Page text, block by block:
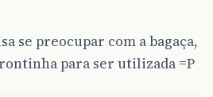
se preocupar com a bagaça,
para ser utilizada =P